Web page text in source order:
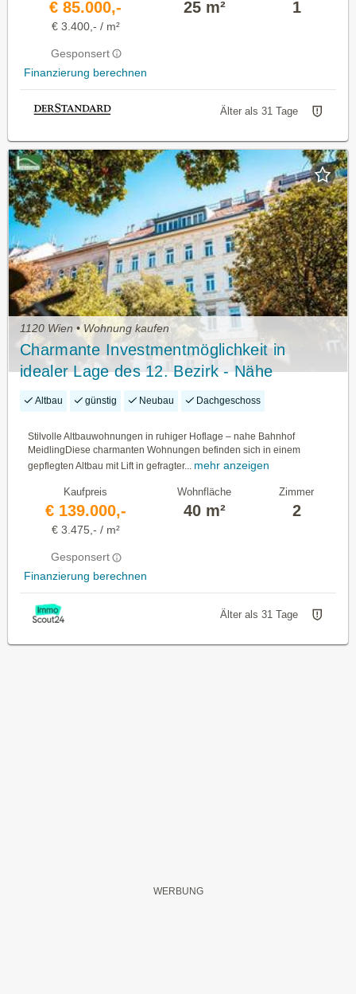
€ 85.000,-
€ 3.400,- / m²
Gesponsert
Finanzierung berechnen
25 m² 1
Älter als 31 Tage
1120 Wien • Wohnung kaufen
Charmante Investmentmöglichkeit in
idealer Lage des 12. Bezirk - Nähe
Bahnhof Meidling
Altbau günstig Neubau Dachgeschoss
Stilvolle Altbauwohnungen in ruhiger Hoflage – nahe Bahnhof
MeidlingDiese charmanten Wohnungen befinden sich in einem
gepflegten Altbau mit Lift in gefragter... mehr anzeigen
Kaufpreis
€ 139.000,-
€ 3.475,- / m²
Gesponsert
Finanzierung berechnen
Wohnfläche
40 m²
Zimmer
2
Älter als 31 Tage